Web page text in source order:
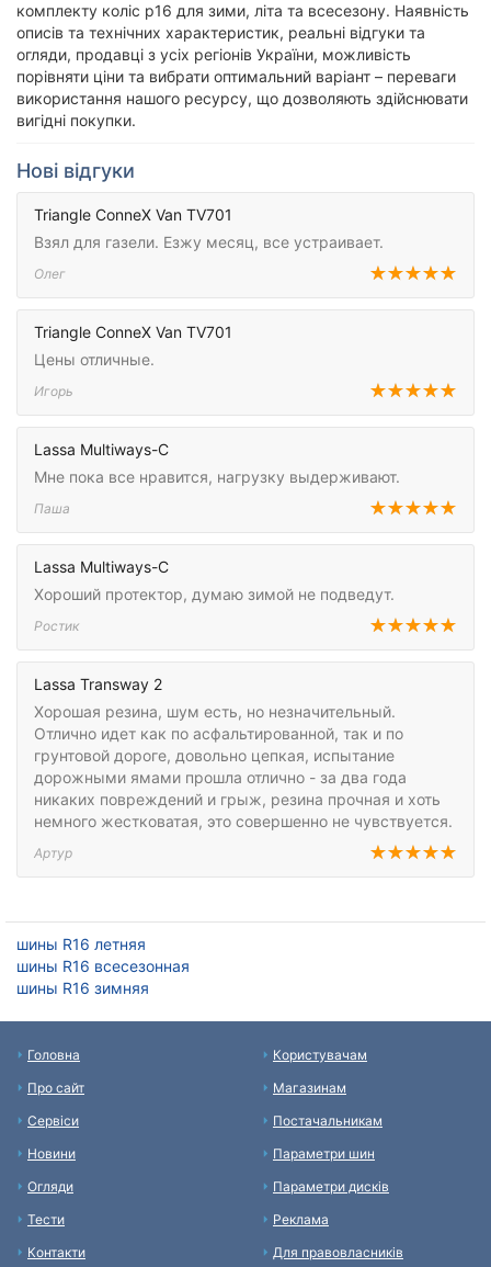
комплекту коліс р16 для зими, літа та всесезону. Наявність
описів та технічних характеристик, реальні відгуки та
огляди, продавці з усіх регіонів України, можливість
порівняти ціни та вибрати оптимальний варіант – переваги
використання нашого ресурсу, що дозволяють здійснювати
вигідні покупки.
Нові відгуки
Triangle ConneX Van TV701
Взял для газели. Езжу месяц, все устраивает.
Олег
Triangle ConneX Van TV701
Цены отличные.
Игорь
Lassa Multiways-C
Мне пока все нравится, нагрузку выдерживают.
Паша
Lassa Multiways-C
Хороший протектор, думаю зимой не подведут.
Ростик
Lassa Transway 2
Хорошая резина, шум есть, но незначительный.
Отлично идет как по асфальтированной, так и по
грунтовой дороге, довольно цепкая, испытание
дорожными ямами прошла отлично - за два года
никаких повреждений и грыж, резина прочная и хоть
немного жестковатая, это совершенно не чувствуется.
Артур
шины R16 летняя
шины R16 всесезонная
шины R16 зимняя
Головна
Про сайт
Сервіси
Новини
Огляди
Тести
Контакти
Користувачам
Магазинам
Постачальникам
Параметри шин
Параметри дисків
Реклама
Для правовласників